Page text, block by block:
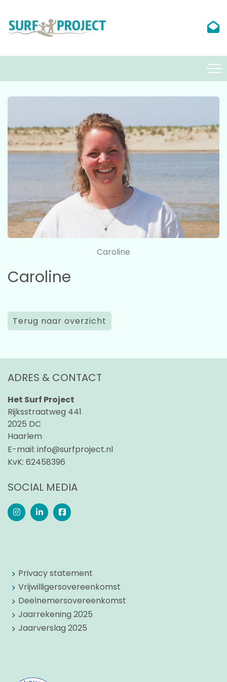
Caroline
Caroline
Terug naar overzicht
ADRES & CONTACT
Het Surf Project
Rijksstraatweg 441
2025 DC
Haarlem
E-mail: info@surfproject.nl
KvK: 62458396
SOCIAL MEDIA
Privacy statement
Vrijwilligersovereenkomst
Deelnemersovereenkomst
Jaarrekening 2025
Jaarverslag 2025